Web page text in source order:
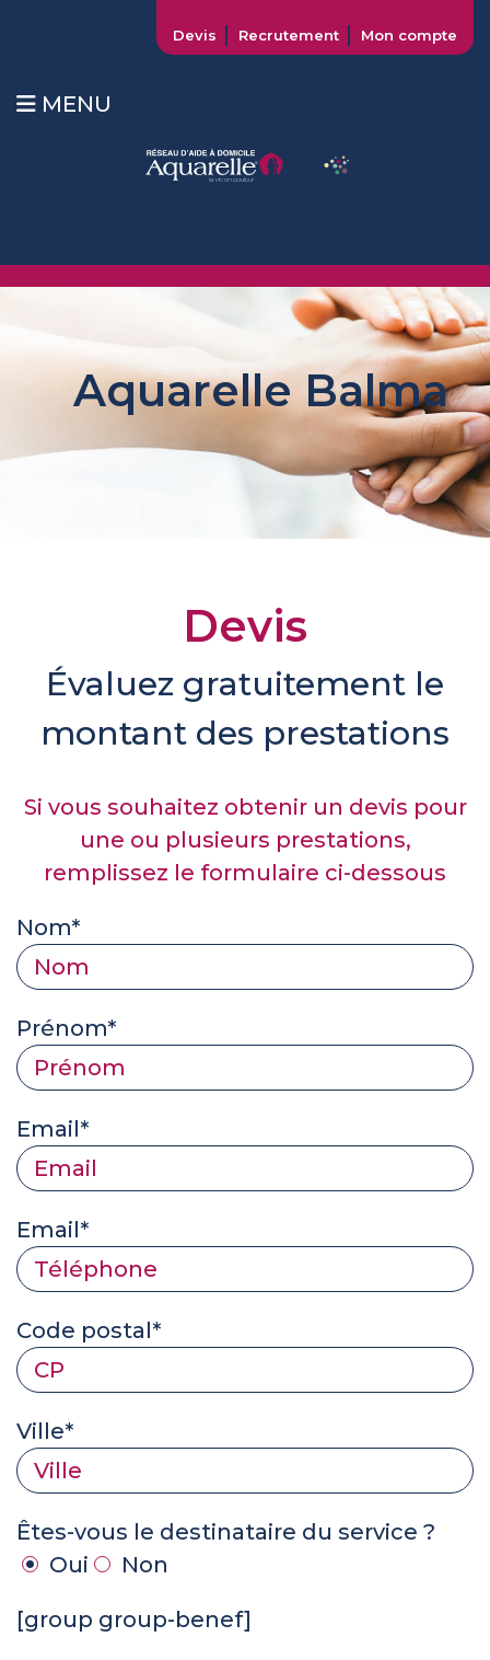
Devis Recrutement Mon compte
MENU
Aquarelle Balma
Devis
Évaluez gratuitement le
montant des prestations
Si vous souhaitez obtenir un devis pour
une ou plusieurs prestations,
remplissez le formulaire ci-dessous
Nom*
Prénom*
Email*
Email*
Code postal*
Ville*
Êtes-vous le destinataire du service ?
Oui
Non
[group group-benef]